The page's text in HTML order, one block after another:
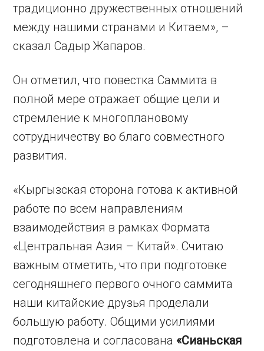
традиционно дружественных отношений
между нашими странами и Китаем», –
сказал Садыр Жапаров.
Он отметил, что повестка Cаммита в
полной мере отражает общие цели и
стремление к многоплановому
сотрудничеству во благо совместного
развития.
«Кыргызская сторона готова к активной
работе по всем направлениям
взаимодействия в рамках Формата
«Центральная Азия – Китай». Считаю
важным отметить, что при подготовке
сегодняшнего первого очного саммита
наши китайские друзья проделали
большую работу. Общими усилиями
подготовлена и согласована «Сианьская